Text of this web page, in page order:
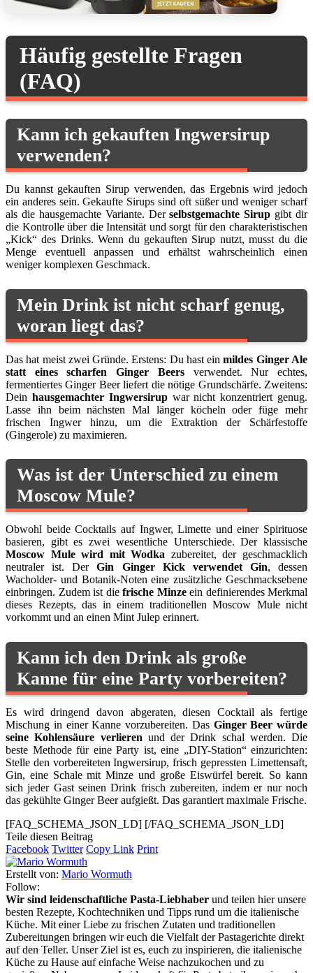
Häufig gestellte Fragen
(FAQ)
Kann ich gekauften Ingwersirup
verwenden?
Du kannst gekauften Sirup verwenden, das Ergebnis wird jedoch
ein anderes sein. Gekaufte Sirups sind oft süßer und weniger scharf
als die hausgemachte Variante. Derselbstgemachte Sirup gibt dir
die Kontrolle über die Intensität und sorgt für den charakteristischen
„Kick“ des Drinks. Wenn du gekauften Sirup nutzt, musst du die
Menge eventuell anpassen und erhältst wahrscheinlich einen
weniger komplexen Geschmack.
Mein Drink ist nicht scharf genug,
woran liegt das?
Das hat meist zwei Gründe. Erstens: Du hast einmildes Ginger Ale
statt eines scharfen Ginger Beersverwendet. Nur echtes,
fermentiertes Ginger Beer liefert die nötige Grundschärfe. Zweitens:
Dein hausgemachter Ingwersirupwar nicht konzentriert genug.
Lasse ihn beim nächsten Mal länger köcheln oder füge mehr
frischen Ingwer hinzu, um die Extraktion der Schärfestoffe
(Gingerole) zu maximieren.
Was ist der Unterschied zu einem
Moscow Mule?
Obwohl beide Cocktails auf Ingwer, Limette und einer Spirituose
basieren, gibt es zwei wesentliche Unterschiede. Der klassische
Moscow Mule wird mit Wodka zubereitet, der geschmacklich
neutraler ist. DerGin Ginger Kick verwendet Gin, dessen
Wacholder- und Botanik-Noten eine zusätzliche Geschmacksebene
einbringen. Zudem ist die frische Minzeein definierendes Merkmal
dieses Rezepts, das in einem traditionellen Moscow Mule nicht
vorkommt und an einen Mint Julep erinnert.
Kann ich den Drink als große
Kanne für eine Party vorbereiten?
Es wird dringend davon abgeraten, diesen Cocktail als fertige
Mischung in einer Kanne vorzubereiten. Das Ginger Beer würde
seine Kohlensäure verlieren und der Drink schal werden. Die
beste Methode für eine Party ist, eine „DIY-Station“ einzurichten:
Stelle den vorbereiteten Ingwersirup, frisch gepressten Limettensaft,
Gin, eine Schale mit Minze und große Eiswürfel bereit. So kann
sich jeder Gast seinen Drink frisch zubereiten, indem er nur noch
das gekühlte Ginger Beer aufgießt. Das garantiert maximale Frische.
[FAQ_SCHEMA_JSON_LD] [/FAQ_SCHEMA_JSON_LD]
Teile diesen Beitrag
Facebook Twitter Copy Link Print
Erstellt von: Mario Wormuth
Follow:
Wir sind leidenschaftliche Pasta-Liebhaber und teilen hier unsere
besten Rezepte, Kochtechniken und Tipps rund um die italienische
Küche. Mit einer Liebe zu frischen Zutaten und traditionellen
Zubereitungen bringen wir euch die Vielfalt der Pastagerichte direkt
auf den Teller. Unser Ziel ist es, euch zu inspirieren, die italienische
Küche zu Hause auf einfache Weise nachzukochen und zu